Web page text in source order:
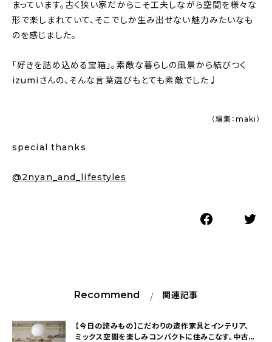
まっています。古く狭い家だからこそ工夫しながら空間を様々な
形で楽しまれていて、そこでしか生み出せない魅力みたいなも
のを感じました。
「好きを詰め込める宝箱」。素敵な暮らしの風景から結びつく
izumiさんの、そんな言葉選びもとても素敵でした♩
（編集：maki）
special thanks
@2nyan_and_lifestyles
Recommend 関連記事
【今日の読みもの】こだわりの造作家具とインテリア、
ミックス空間を楽しみコンパクトに住みこなす。中古マ